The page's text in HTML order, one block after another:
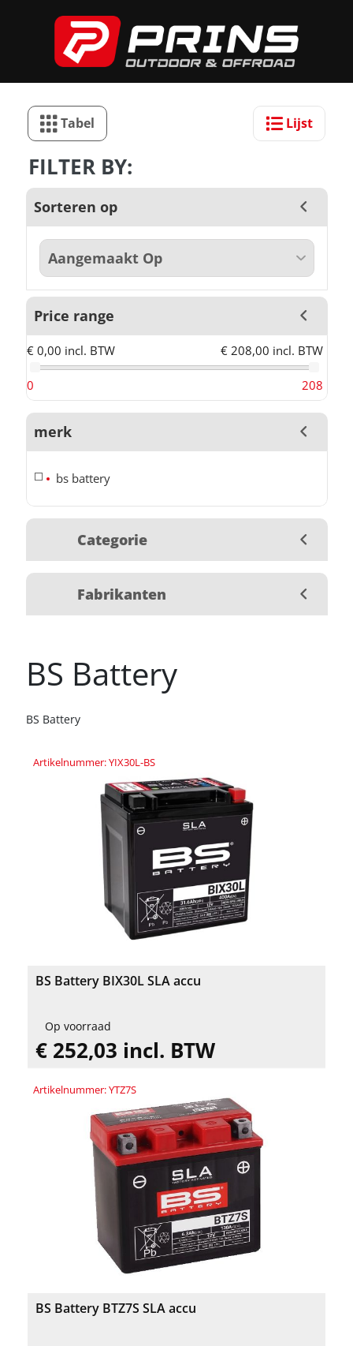
Tabel Lijst
FILTER BY:
Sorteren op
Price range
€ 0,00 incl. BTW € 208,00 incl. BTW
0 208
merk
bs battery
Categorie
Fabrikanten
BS Battery
BS Battery
Artikelnummer: YIX30L-BS
BS Battery BIX30L SLA accu
Op voorraad
€ 252,03 incl. BTW
Artikelnummer: YTZ7S
BS Battery BTZ7S SLA accu